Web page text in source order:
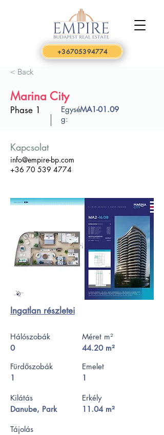
+36705394774
< Back
Marina City
Phase 1
Egysé
g:
MA1-01.09
Kapcsolat
info@empire-bp.com
+36 70 539 4774
Ingatlan részletei
Hálószobák
0
Fürdőszobák
1
Kilátás
Danube, Park
Méret m²
44.20 m²
Emelet
1
Erkély
11.04 m²
Tájolás